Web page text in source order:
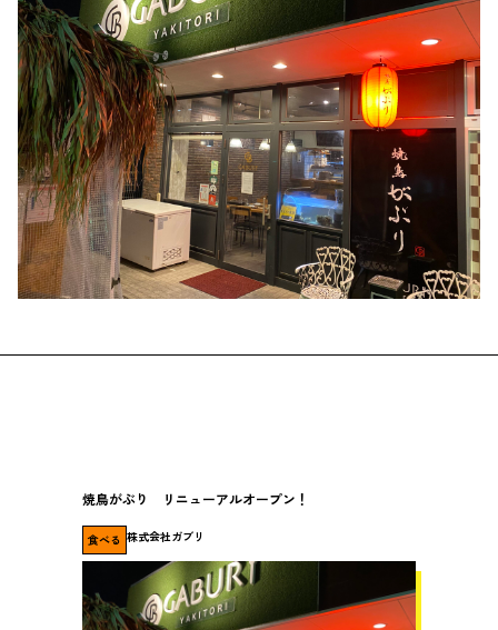
焼鳥がぶり リニューアルオープン！
食べる 株式会社ガブリ